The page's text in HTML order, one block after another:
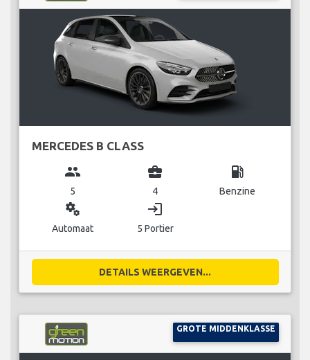
MERCEDES B CLASS
group
5
business_center
4
local_gas_station
Benzine
miscellaneous_services
Automaat
login
5 Portier
DETAILS WEERGEVEN...
GROTE MIDDENKLASSE